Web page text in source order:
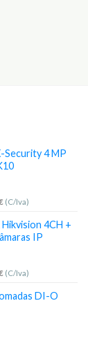
Security 4 MP
(C/Iva)
4CH +
IP
(C/Iva)
DI-O